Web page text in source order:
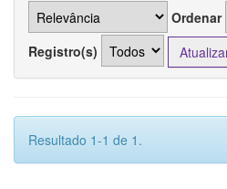
Ordenar
Registro(s)
Resultado 1-1 de 1.